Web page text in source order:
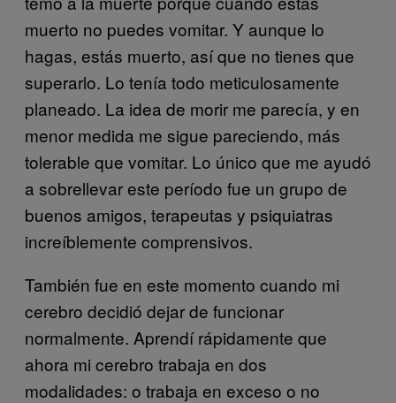
muerto no puedes vomitar. Y aunque lo
hagas, estás muerto, así que no tienes que
superarlo. Lo tenía todo meticulosamente
planeado. La idea de morir me parecía, y en
menor medida me sigue pareciendo, más
tolerable que vomitar. Lo único que me ayudó
a sobrellevar este período fue un grupo de
buenos amigos, terapeutas y psiquiatras
increíblemente comprensivos.
También fue en este momento cuando mi
cerebro decidió dejar de funcionar
normalmente. Aprendí rápidamente que
ahora mi cerebro trabaja en dos
modalidades: o trabaja en exceso o no